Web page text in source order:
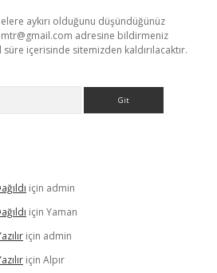
aykırı olduğunu düşündüğünüz
adresine bildirmeniz
içerisinde sitemizden kaldırılacaktır.
için admin
için Yaman
için admin
için Alpır